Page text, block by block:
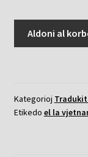
Aldoni al
Kategorioj
Etikedo el la